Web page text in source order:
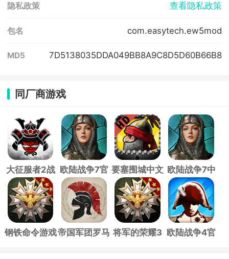
隐私政策 查看隐私政策
包名 com.easytech.ew5mod
MD5 7D5138035DDA049BB8A9C8D5D60B66B8
同厂商游戏
大征服者2战
国时代官方正
版
欧陆战争7官
方正版
要塞围城中文
版
欧陆战争7中
世纪官方版
钢铁命令游戏帝国军团罗马 将军的荣耀3
欧陆战争4官